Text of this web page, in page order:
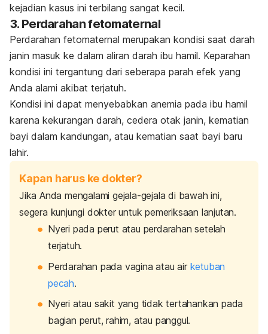
kejadian kasus ini terbilang sangat kecil.
3. Perdarahan fetomaternal
Perdarahan fetomaternal merupakan kondisi saat darah
janin masuk ke dalam aliran darah ibu hamil. Keparahan
kondisi ini tergantung dari seberapa parah efek yang
Anda alami akibat terjatuh.
Kondisi ini dapat menyebabkan anemia pada ibu hamil
karena kekurangan darah, cedera otak janin, kematian
bayi dalam kandungan, atau kematian saat bayi baru
lahir.
Kapan harus ke dokter?
Jika Anda mengalami gejala-gejala di bawah ini,
segera kunjungi dokter untuk pemeriksaan lanjutan.
Nyeri pada perut atau perdarahan setelah
terjatuh.
Perdarahan pada vagina atau airketuban
pecah.
Nyeri atau sakit yang tidak tertahankan pada
bagian perut, rahim, atau panggul.